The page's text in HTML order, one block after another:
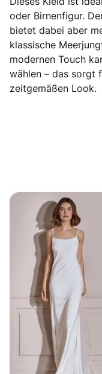
oder Birnenfigur.
bietet dabei aber
klassische
modernen Touch
wählen – das sorgt
zeitgemäßen Look.